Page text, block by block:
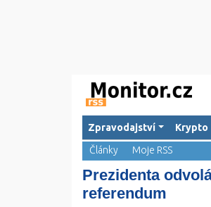
Zpravodajství Krypto
Články
Moje RSS
Prezidenta
referendum